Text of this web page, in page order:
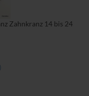
Zahnkranz 14 bis 24